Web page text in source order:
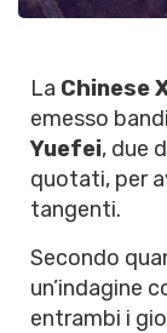
La Chinese
emesso
Yuefei, due
quotati, per
tangenti.
Secondo
un’indagine
entrambi i